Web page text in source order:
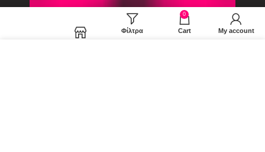
Φίλτρα
0
Cart My account